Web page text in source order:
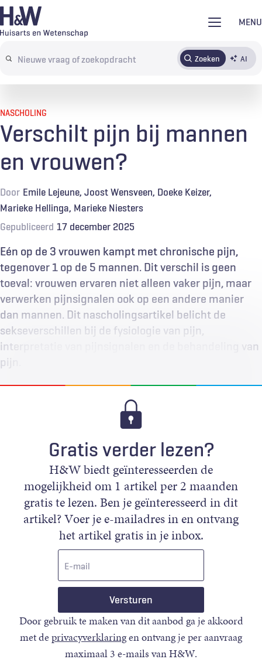
Overslaan
en
de
MENU
Search
terms
Zoeken AI
AbonnerenTijdschrift Inloggen
NASCHOLING
Verschilt pijn bij mannen
en vrouwen?
Door Emile Lejeune Joost Wensveen Doeke Keizer
Marieke Hellinga Marieke Niesters
Gepubliceerd 17 december 2025
Eén op de 3 vrouwen kampt met chronische pijn,
tegenover 1 op de 5 mannen. Dit verschil is geen
toeval: vrouwen ervaren niet alleen vaker pijn, maar
verwerken pijnsignalen ook op een andere manier
dan mannen. Dit nascholingsartikel belicht de
sekseverschillen bij de fysiologie van pijn,
interpretatie van pijnsignalen en de behandeling van
pijn.
Gratis verder lezen?
H&W biedt geïnteresseerden de
mogelijkheid om 1 artikel per 2 maanden
gratis te lezen. Ben je geïnteresseerd in dit
artikel? Voer je e-mailadres in en ontvang
het artikel gratis in je inbox.
Door gebruik te maken van dit aanbod ga je akkoord
met deprivacyverklaringen ontvang je per aanvraag
maximaal 3 e-mails van H&W.